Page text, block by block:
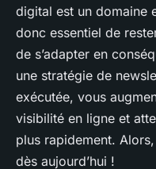
digital est un domaine
donc essentiel de
de s’adapter en
une stratégie de
exécutée, vous
visibilité en ligne et
plus rapidement.
dès aujourd’hui !